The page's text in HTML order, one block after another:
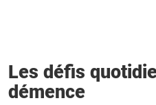
Les défis
démence